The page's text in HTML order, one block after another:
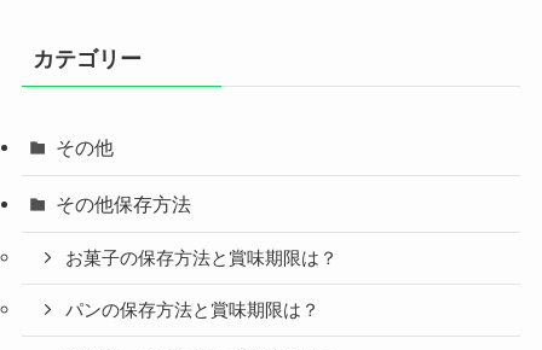
カテゴリー
その他
その他保存方法
お菓子の保存方法と賞味期限は？
パンの保存方法と賞味期限は？